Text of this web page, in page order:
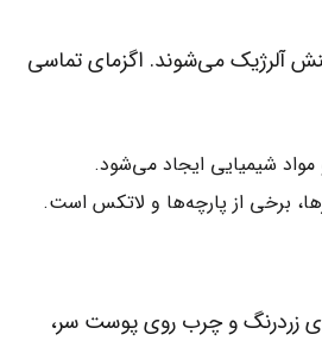
آلرژیک می‌شوند. اگزمای تماسی
شیمیایی ایجاد می‌شود.
برخی از پارچه‌ها و لاتکس است.
زردرنگ و چرب روی پوست سر،